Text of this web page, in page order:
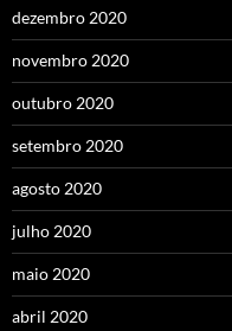
dezembro 2020
novembro 2020
outubro 2020
setembro 2020
agosto 2020
julho 2020
maio 2020
abril 2020